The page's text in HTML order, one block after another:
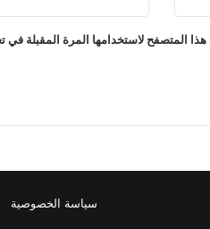
المتصفح لاستخدامها المرة المقبلة في
سياسة الخصوصية